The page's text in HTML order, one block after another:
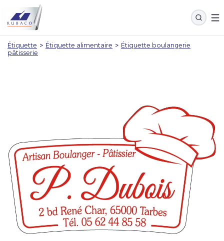
Étiquette > Étiquette alimentaire > Étiquette boulangerie
pâtisserie